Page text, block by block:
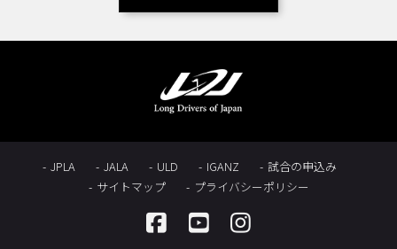
JPLA JALA ULD IGANZ
試合の申込み
サイトマップ
プライバシーポリシー